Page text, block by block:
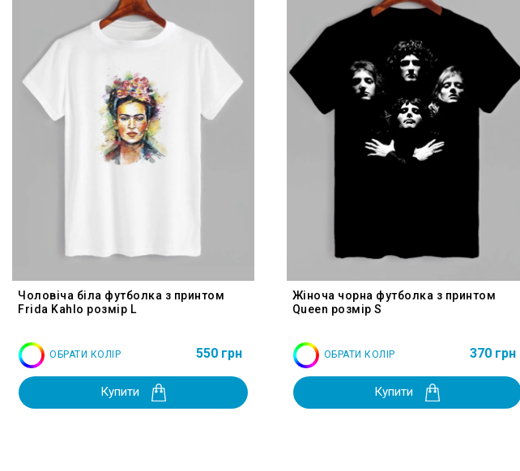
Чоловіча біла футболка з принтом
Frida Kahlo розмір L
ОБРАТИ КОЛІР 550 грн
Купити
Жіноча чорна футболка з принтом
Queen розмір S
ОБРАТИ КОЛІР 370 грн
Купити